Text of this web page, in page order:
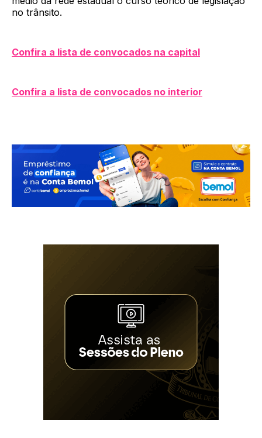
no trânsito.
Confira a lista de convocados na capital
Confira a lista de convocados no interior